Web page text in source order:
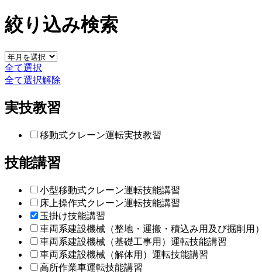
絞り込み検索
全て選択
全て選択解除
実技教習
移動式クレーン運転実技教習
技能講習
小型移動式クレーン運転技能講習
床上操作式クレーン運転技能講習
玉掛け技能講習
車両系建設機械（整地・運搬・積込み用及び掘削用
車両系建設機械（基礎工事用）運転技能講習
車両系建設機械（解体用）運転技能講習
高所作業車運転技能講習